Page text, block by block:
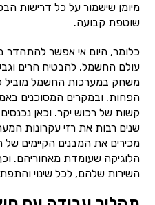
מיומן שישמור על כל דרישות
שוטפת קבועה.
כלומר, היום אי אפשר
עולם החשמל. להבטיח הרים
משחק במערכות החשמל מוביל
הפחות. ובמקרים המסוכנים
קשות של רכוש יקר. וכאן
שנים רבות את רזי עקרונות
מכירים את המבנים הקיימים של
הלוגיקה שעומדת מאחוריהם.
השירות שלהם, לכל שינוי